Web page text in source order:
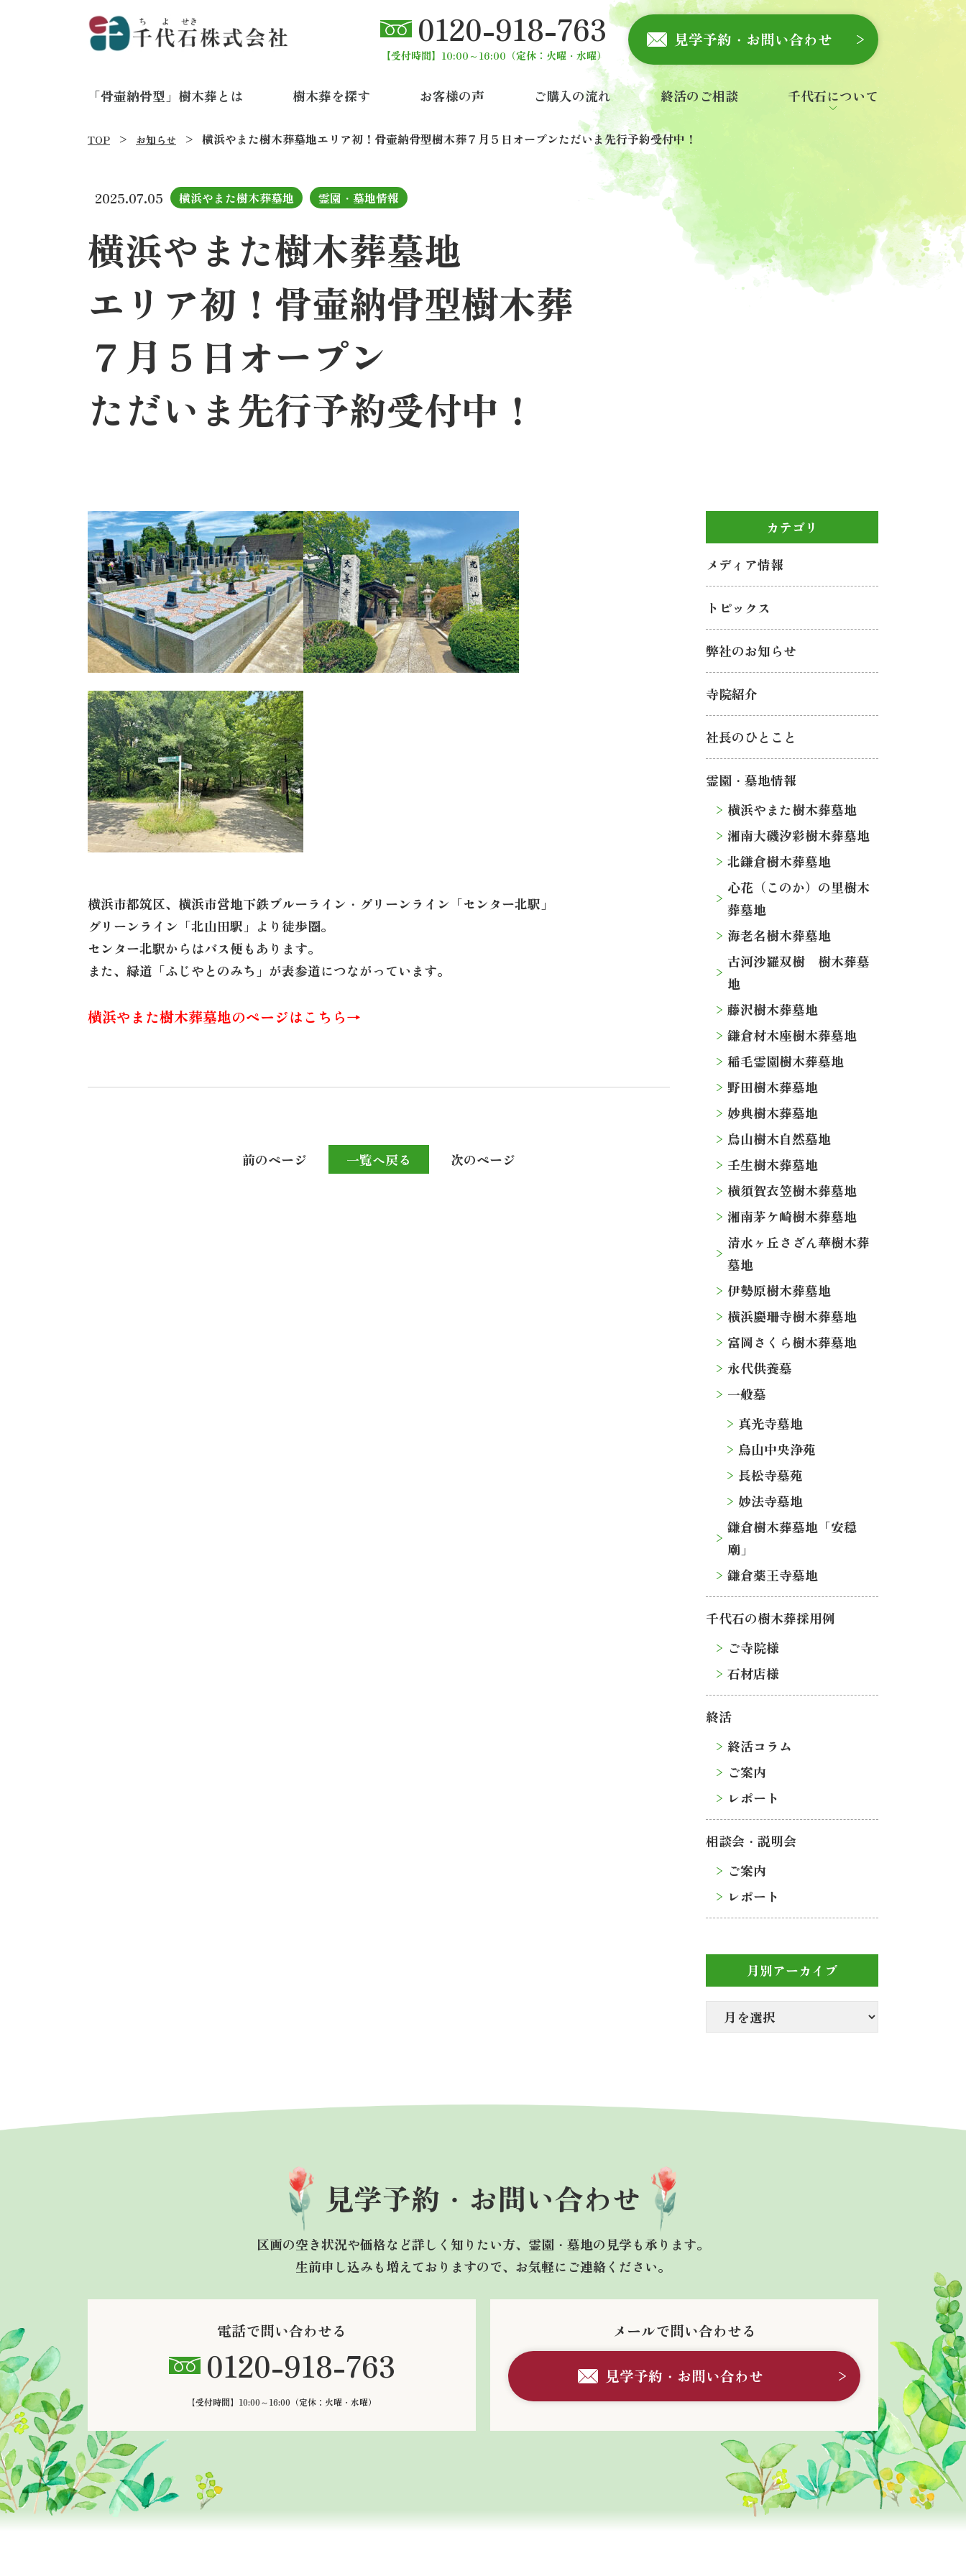
0120-918-763
【受付時間】10:00～16:00 （定休：火曜・水曜）
見学予約・お問い合わせ
「骨壷納骨型」樹木葬とは 樹木葬を探す お客様の声 ご購入の流れ 終活のご相談
千代石について
TOP お知らせ 横浜やまた樹木葬墓地エリア初！骨壷納骨型樹木葬７月５日オープンただいま先行予約受付中！
2025.07.05 横浜やまた樹木葬墓地 霊園・墓地情報
横浜やまた樹木葬墓地
エリア初！骨壷納骨型樹木葬
７月５日オープン
ただいま先行予約受付中！
横浜市都筑区、横浜市営地下鉄ブルーライン・グリーンライン「センター北駅」
グリーンライン「北山田駅」より徒歩圏。
センター北駅からはバス便もあります。
また、緑道「ふじやとのみち」が表参道につながっています。
横浜やまた樹木葬墓地のページはこちら→
前のページ 一覧へ戻る 次のページ
カテゴリ
メディア情報
トピックス
弊社のお知らせ
寺院紹介
社長のひとこと
霊園・墓地情報
横浜やまた樹木葬墓地
湘南大磯汐彩樹木葬墓地
北鎌倉樹木葬墓地
心花（このか）の里樹木
葬墓地
海老名樹木葬墓地
古河沙羅双樹 樹木葬墓
地
藤沢樹木葬墓地
鎌倉材木座樹木葬墓地
稲毛霊園樹木葬墓地
野田樹木葬墓地
妙典樹木葬墓地
烏山樹木自然墓地
壬生樹木葬墓地
横須賀衣笠樹木葬墓地
湘南茅ケ崎樹木葬墓地
清水ヶ丘さざん華樹木葬
墓地
伊勢原樹木葬墓地
横浜慶珊寺樹木葬墓地
富岡さくら樹木葬墓地
永代供養墓
一般墓
真光寺墓地
烏山中央浄苑
長松寺墓苑
妙法寺墓地
鎌倉樹木葬墓地「安穏
廟」
鎌倉薬王寺墓地
千代石の樹木葬採用例
ご寺院様
石材店様
終活
終活コラム
ご案内
レポート
相談会・説明会
ご案内
レポート
月別アーカイブ
見学予約・ お問い合わせ
区画の空き状況や価格など詳しく知りたい方、霊園・墓地の見学も承ります。
生前申し込みも増えておりますので、お気軽にご連絡ください。
電話で問い合わせる
0120-918-763
【受付時間】10:00～16:00 （定休：火曜・水曜）
メールで問い合わせる
見学予約・お問い合わせ